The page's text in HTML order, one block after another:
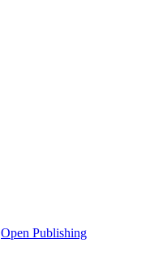
Open Publishing